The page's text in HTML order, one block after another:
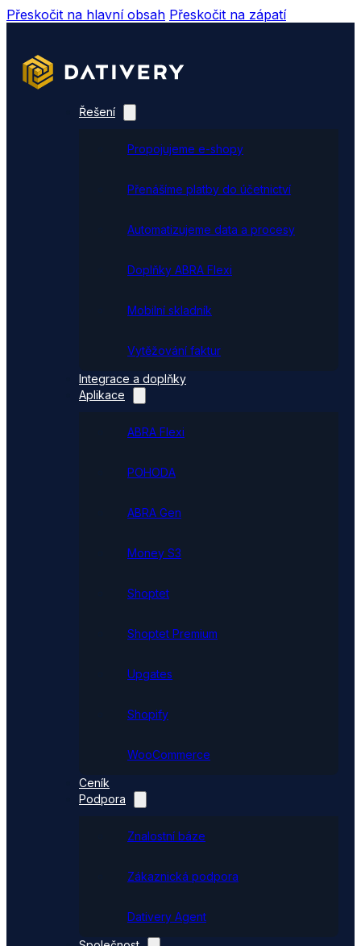
Přeskočit na hlavní obsah Přeskočit na zápatí
Řešení
Propojujeme e-shopy
Přenášíme platby do účetnictví
Automatizujeme data a procesy
Doplňky ABRA Flexi
Mobilní skladník
Vytěžování faktur
Integrace a doplňky
Aplikace
ABRA Flexi
POHODA
ABRA Gen
Money S3
Shoptet
Shoptet Premium
Upgates
Shopify
WooCommerce
Ceník
Podpora
Znalostní báze
Zákaznická podpora
Dativery Agent